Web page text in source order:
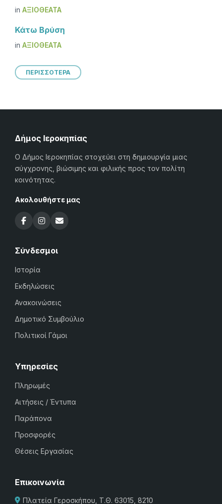
in ΑΞΙΟΘΈΑΤΑ
Κάτω Βρύση
in ΑΞΙΟΘΈΑΤΑ
ΠΕΡΙΣΣΟΤΕΡΑ
Δήμος Ιεροκηπίας
Ο Δήμος Ιεροκηπίας στοχεύει στη δημιουργία μιας
σύγχρονης, βιώσιμης και φιλικής προς τον πολίτη
κοινότητας.
Ακολουθήστε μας
Σύνδεσμοι
Ιστορία
Εκδηλώσεις
Ανακοινώσεις
Δημοτικό Συμβούλιο
Πολιτικοί Γάμοι
Υπηρεσίες
Πληρωμές
Αιτήσεις / Έντυπα
Παράπονα
Προσφορές
Θέσεις Εργασίας
Επικοινωνία
Πλατεία Γεροσκήπου, Τ.Θ. 63015, 8210